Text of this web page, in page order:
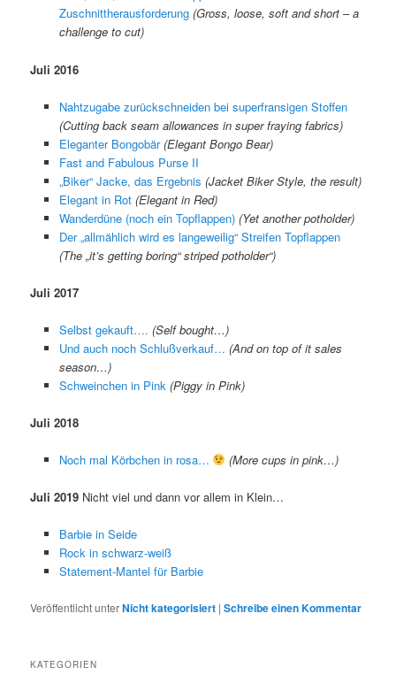
Zuschnittherausforderung (Gross, loose, soft and short – a
challenge to cut)
Juli 2016
Nahtzugabe zurückschneiden bei superfransigen Stoffen
(Cutting back seam allowances in super fraying fabrics)
Eleganter Bongobär (Elegant Bongo Bear)
Fast and Fabulous Purse II
„Biker“ Jacke, das Ergebnis (Jacket Biker Style, the result)
Elegant in Rot (Elegant in Red)
Wanderdüne (noch ein Topflappen) (Yet another potholder)
Der „allmählich wird es langeweilig“ Streifen Topflappen
(The „it’s getting boring“ striped potholder“)
Juli 2017
Selbst gekauft…. (Self bought…)
Und auch noch Schlußverkauf… (And on top of it sales
season…)
Schweinchen in Pink (Piggy in Pink)
Juli 2018
Noch mal Körbchen in rosa… (More cups in pink…)
Juli 2019 Nicht viel und dann vor allem in Klein…
Barbie in Seide
Rock in schwarz-weiß
Statement-Mantel für Barbie
Veröffentlicht unterNicht kategorisiert |Schreibe einen Kommentar
KATEGORIEN